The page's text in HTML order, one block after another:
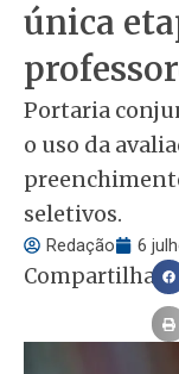
única
Portaria
o uso da
seletivos.
Redação 6
Compartilhar